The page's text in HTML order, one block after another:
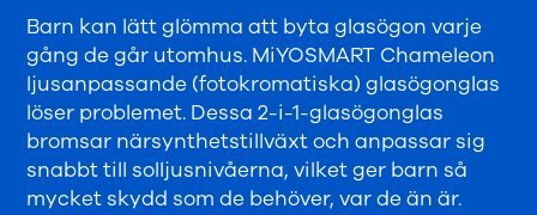
Barn kan lätt glömma att byta glasögon varje
gång de går utomhus. MiYOSMART Chameleon
ljusanpassande (fotokromatiska) glasögonglas
löser problemet. Dessa 2-i-1-glasögonglas
bromsar närsynthetstillväxt och anpassar sig
snabbt till solljusnivåerna, vilket ger barn så
mycket skydd som de behöver, var de än är.